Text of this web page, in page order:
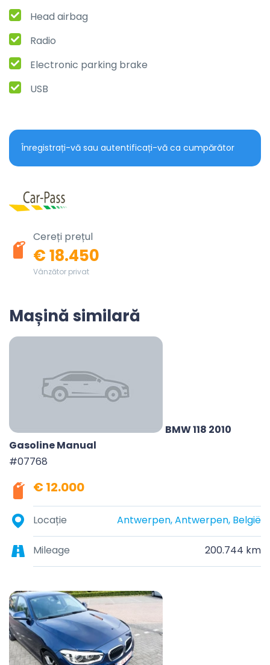
Head airbag
Radio
Electronic parking brake
USB
Înregistrați-vă sau autentificați-vă ca cumpărător
Cereți prețul
€ 18.450
Vânzător privat
Mașină similară
BMW 118 2010
Gasoline Manual
#07768
€ 12.000
Locație Antwerpen, Antwerpen, België
Mileage 200.744 km